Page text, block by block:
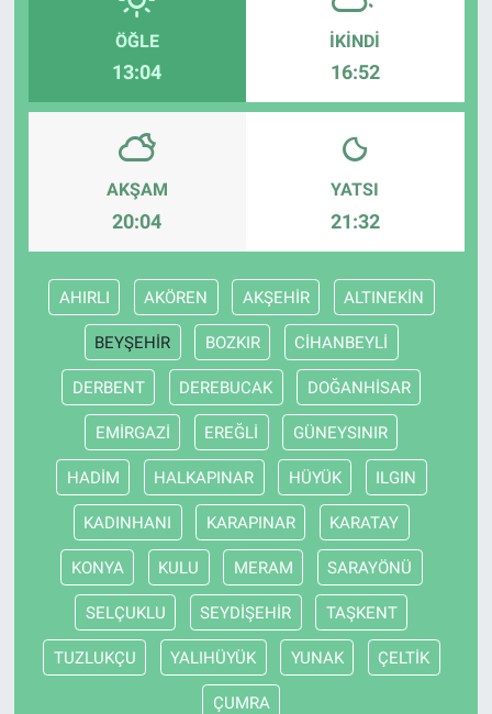
ÖĞLE
13:04
İKINDI
16:52
AKŞAM
20:04
YATSI
21:32
AHIRLI AKÖREN AKŞEHİR ALTINEKİN
BEYŞEHİR BOZKIR CİHANBEYLİ
DERBENT DEREBUCAK DOĞANHİSAR
EMİRGAZİ EREĞLİ GÜNEYSINIR
HADİM HALKAPINAR HÜYÜK ILGIN
KADINHANI KARAPINAR KARATAY
KONYA KULU MERAM SARAYÖNÜ
SELÇUKLU SEYDİŞEHİR TAŞKENT
TUZLUKÇU YALIHÜYÜK YUNAK ÇELTİK
ÇUMRA